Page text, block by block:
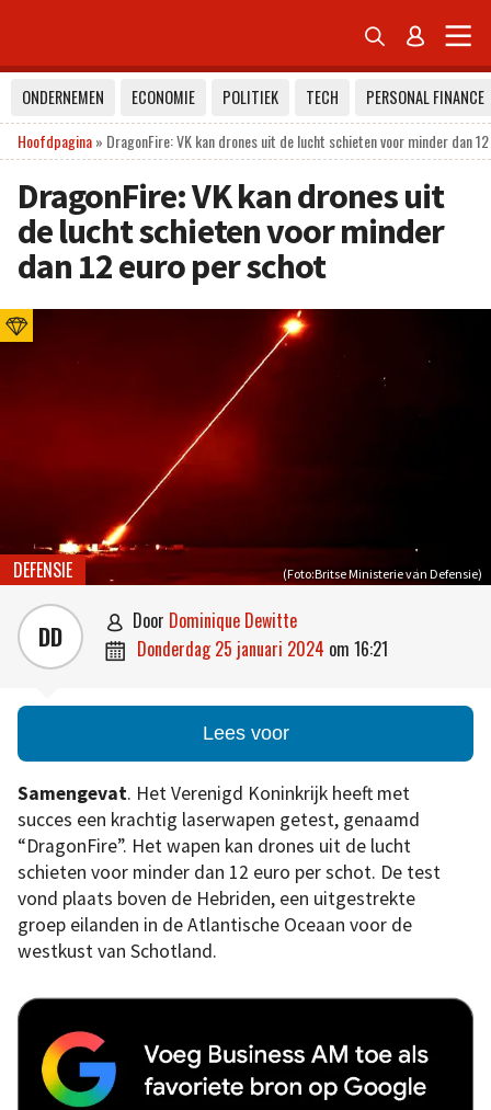
 
ONDERNEMEN ECONOMIE POLITIEK TECH
PERSONAL FINANCE
Hoofdpagina» DragonFire: VK kan drones uit de lucht schieten voor minder dan
DragonFire: VK kan drones uit
de lucht schieten voor minder
dan 12 euro per schot
(Foto:Britse Ministerie van Defensie)
DEFENSIE
DD  door Dominique Dewitte
 donderdag 25 januari 2024 om 16:21
Lees voor
Samengevat. Het Verenigd Koninkrijk heeft met
succes een krachtig laserwapen getest, genaamd
“DragonFire”. Het wapen kan drones uit de lucht
schieten voor minder dan 12 euro per schot. De test
vond plaats boven de Hebriden, een uitgestrekte
groep eilanden in de Atlantische Oceaan voor de
westkust van Schotland.